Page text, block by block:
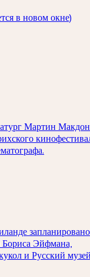
в новом окне)
Мартин
запланировано
Бориса Эйфмана,
и Русский